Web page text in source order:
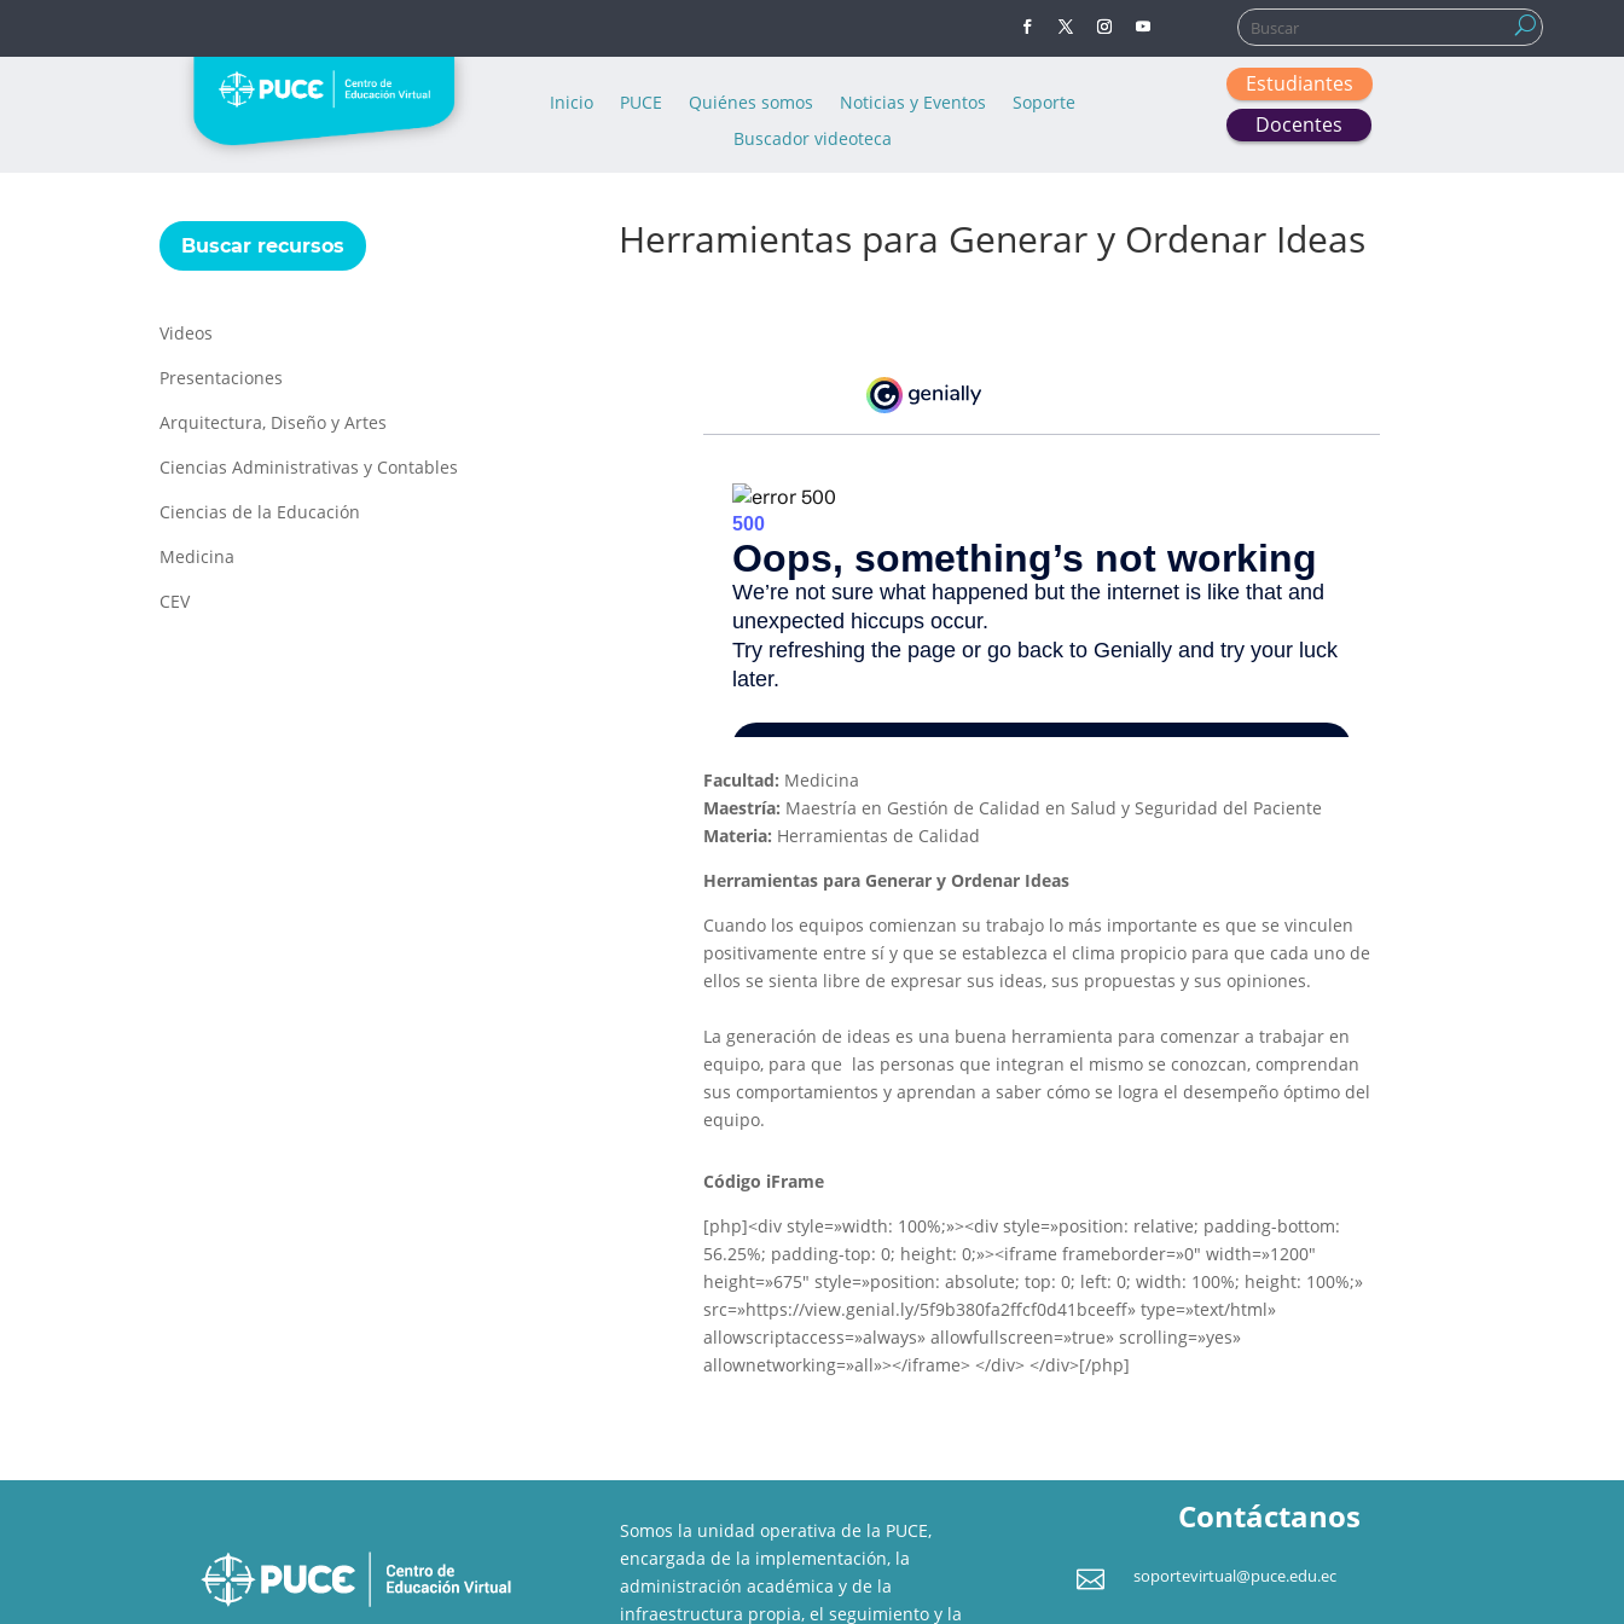
Buscar:
Inicio PUCE Quiénes somos Noticias y Eventos
Soporte
Buscador videoteca
Estudiantes
Docentes
Buscar recursos
Videos
Presentaciones
Arquitectura, Diseño y Artes
Ciencias Administrativas y Contables
Ciencias de la Educación
Medicina
CEV
Herramientas para Generar y Ordenar Ideas
Facultad: Medicina
Maestría: Maestría en Gestión de Calidad en Salud y Seguridad del Paciente
Materia: Herramientas de Calidad
Herramientas para Generar y Ordenar Ideas
Cuando los equipos comienzan su trabajo lo más importante es que se vinculen
positivamente entre sí y que se establezca el clima propicio para que cada uno de
ellos se sienta libre de expresar sus ideas, sus propuestas y sus opiniones.
La generación de ideas es una buena herramienta para comenzar a trabajar en
equipo, para que las personas que integran el mismo se conozcan, comprendan
sus comportamientos y aprendan a saber cómo se logra el desempeño óptimo del
equipo.
Código iFrame
[php]<div style=»width: 100%;»><div style=»position: relative; padding-bottom:
56.25%; padding-top: 0; height: 0;»><iframe frameborder=»0″ width=»1200″
height=»675″ style=»position: absolute; top: 0; left: 0; width: 100%; height: 100%;»
src=»https://view.genial.ly/5f9b380fa2ffcf0d41bceeff» type=»text/html»
allowscriptaccess=»always» allowfullscreen=»true» scrolling=»yes»
allownetworking=»all»></iframe> </div> </div>[/php]
Somos la unidad operativa de la PUCE,
encargada de la implementación, la
administración académica y de la
infraestructura propia, el seguimiento y la
Contáctanos
 soportevirtual@puce.edu.ec